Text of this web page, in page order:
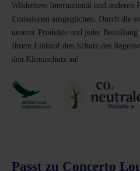
Wilderness International und anderen
Emissionen ausgeglichen. Durch die
unserer Produkte und jeder
Ihrem Einkauf den Schutz des
den Klimaschutz an!
Passt zu Concerto